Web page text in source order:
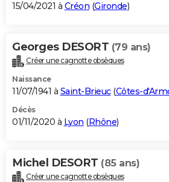
15/04/2021 à Créon (Gironde)
Georges DESORT (79 ans)
Créer une cagnotte obsèques
Naissance
11/07/1941 à Saint-Brieuc(Côtes-
Décès
01/11/2020 à Lyon (Rhône)
Michel DESORT (85 ans)
Créer une cagnotte obsèques